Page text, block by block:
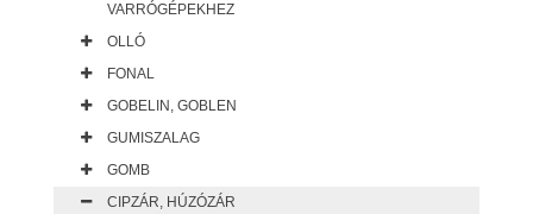
VARRÓGÉPEKHEZ
OLLÓ
FONAL
GOBELIN, GOBLEN
GUMISZALAG
GOMB
CIPZÁR, HÚZÓZÁR